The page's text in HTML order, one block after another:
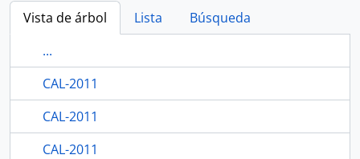
Vista de árbol Lista
Búsqueda
...
CAL-2011
CAL-2011
CAL-2011